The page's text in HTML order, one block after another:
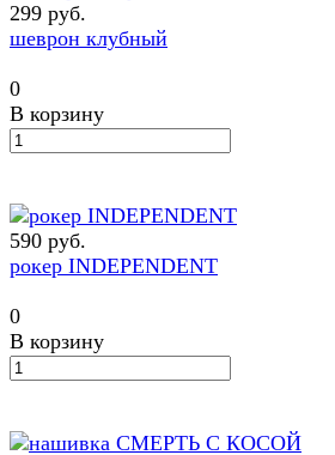
299 руб.
шеврон клубный
0
В корзину
590 руб.
рокер INDEPENDENT
0
В корзину